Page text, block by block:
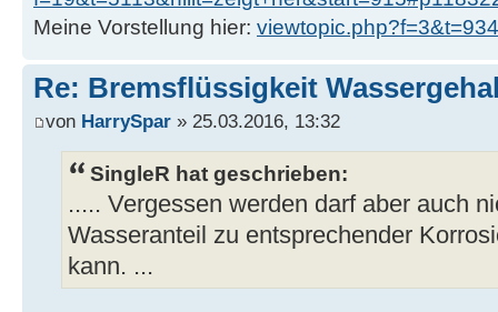
Meine Vorstellung hier:
Re: Bremsflüssigkeit
von HarrySpar » 25.03.2016, 13:32
SingleR hat geschrieben:
..... Vergessen werden darf aber auch
Wasseranteil zu entsprechender
kann. ...